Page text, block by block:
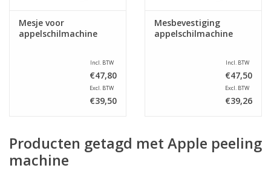
Mesje voor
appelschilmachine
Incl. BTW
€47,80
Excl. BTW
€39,50
Mesbevestiging
appelschilmachine
Incl. BTW
€47,50
Excl. BTW
€39,26
Producten getagd met Apple peeling
machine